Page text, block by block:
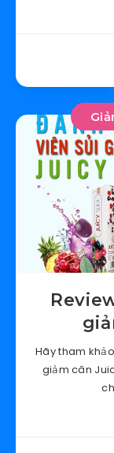
Hãy tham
giảm cân